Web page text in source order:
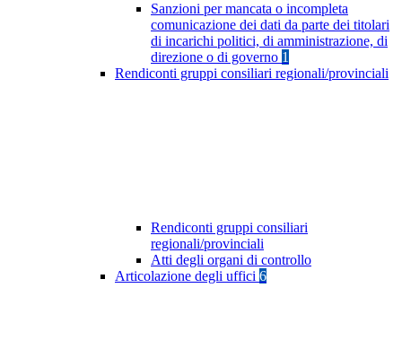
Sanzioni per mancata o incompleta
comunicazione dei dati da parte dei titolari
di incarichi politici, di amministrazione, di
direzione o di governo 1
Rendiconti gruppi consiliari regionali/provinciali
Rendiconti gruppi consiliari
regionali/provinciali
Atti degli organi di controllo
Articolazione degli uffici 6